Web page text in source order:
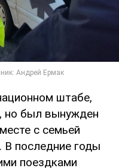
штабе,
но был вынужден
с семьей
В последние годы
поездками